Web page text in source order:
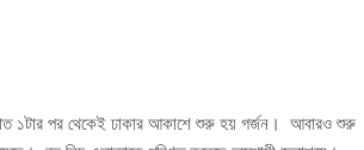
১টার পর থেকেই ঢাকার আকাশে শুরু হয় গর্জন। আবারও শুরু